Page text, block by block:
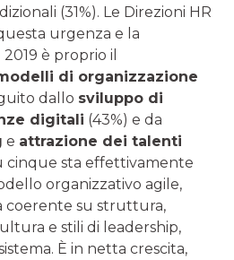
(31%). Le Direzioni HR
urgenza e la
è proprio il
di organizzazione
dallo sviluppo di
digitali (43%) e da
e attrazione dei talenti
cinque sta effettivamente
organizzativo agile,
coerente su struttura,
e stili di leadership,
È in netta crescita,